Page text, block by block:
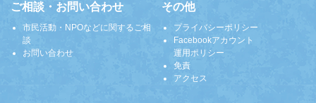
ご相談・お問い合わせ
市民活動・NPOなどに関するご相
談
お問い合わせ
その他
プライバシーポリシー
Facebookアカウント
運用ポリシー
免責
アクセス